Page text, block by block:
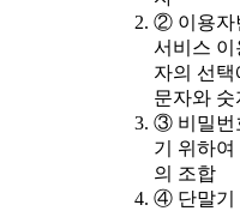
② 이용자
서비스 이
자의 선
문자와
③ 비밀번
기 위하
의 조합
④ 단말기